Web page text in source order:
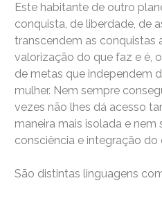
Este habitante de outro
conquista, de liberdade, de
transcendem as conquistas
valorização do que faz e é,
de metas que independem
mulher. Nem sempre
vezes não lhes dá acesso
maneira mais isolada e
consciência e integração do
São distintas linguagens